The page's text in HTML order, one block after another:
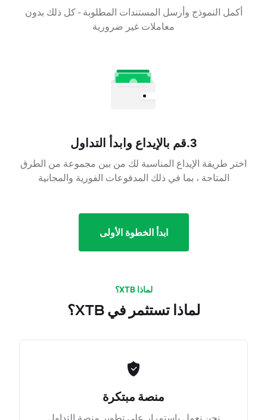
أكمل النموذج وأرسل المستندات المطلوبة - كل ذلك بدون
معاملات غير ضرورية
3.قم بالإيداع وابدأ التداول
اختر طريقة الإيداع المناسبة لك من بين مجموعة من الطرق
المتاحة ، بما في ذلك المدفوعات الفورية والمجانية
ابدأ الخطوة الأولى
لماذا XTB؟
لماذا تستثمر في XTB؟
منصة مبتكرة